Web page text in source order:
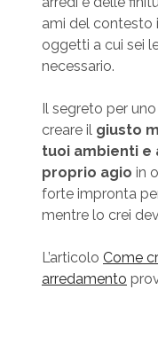
ami del contesto
oggetti a cui sei
necessario.
Il segreto per
creare il giusto
tuoi ambienti e
proprio agio in
forte impronta
mentre lo crei
L’articolo Come
arredamento